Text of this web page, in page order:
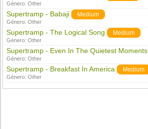
Género:Other
Supertramp - Babaji Medium
Género:Other
Supertramp - The Logical Song Medium
Género:Other
Supertramp - Even In The Quietest Moments
Género:Other
Supertramp - Breakfast In America Medium
Género:Other